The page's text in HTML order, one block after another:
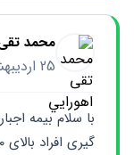
محمد
25 اردیبهشت 1402